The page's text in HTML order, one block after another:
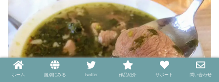
ホーム 国別にみる twitter 作品紹介 サポート 問い合わせ